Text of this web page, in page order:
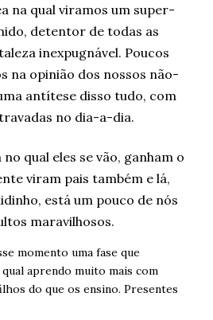
na qual viramos um super-
detentor de todas as
inexpugnável. Poucos
na opinião dos nossos não-
antítese disso tudo, com
no dia-a-dia.
qual eles se vão, ganham o
viram pais também e lá,
está um pouco de nós
maravilhosos.
momento uma fase que
aprendo muito mais com
do que os ensino. Presentes